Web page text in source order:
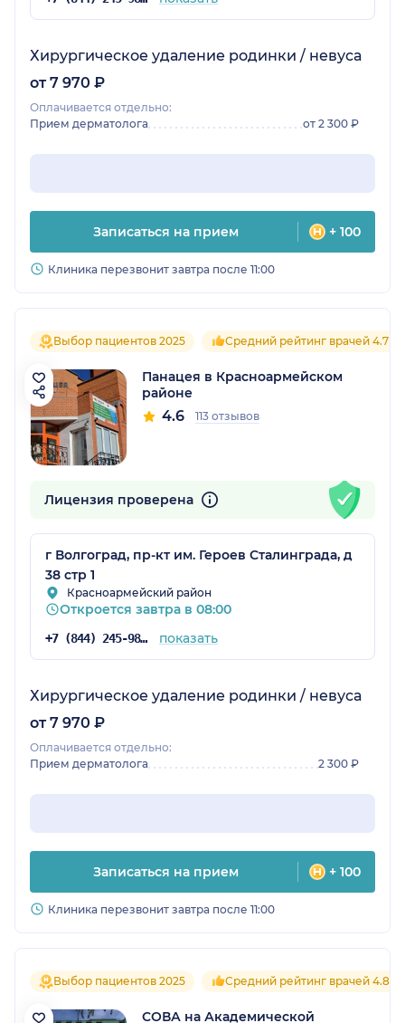
Хирургическое удаление родинки / невуса
от 7 970 ₽
Оплачивается отдельно:
Прием дерматолога
от 2 300 ₽
Записаться на прием + 100
Клиника перезвонит завтра после 11:00
Выбор пациентов 2025 Средний рейтинг врачей 4.7
Панацея в Красноармейском
районе
4.6 113 отзывов
Лицензия проверена
г Волгоград, пр-кт им. Героев Сталинграда, д
38 стр 1
Красноармейский район
Откроется завтра в 08:00
+7 (844) 245-98-04 показать
Хирургическое удаление родинки / невуса
от 7 970 ₽
Оплачивается отдельно:
Прием дерматолога
2 300 ₽
Записаться на прием + 100
Клиника перезвонит завтра после 11:00
Выбор пациентов 2025 Средний рейтинг врачей 4.8
СОВА на Академической